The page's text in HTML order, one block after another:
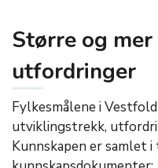
Større og
utfordringer
Fylkesmålene i
utviklingstrekk,
Kunnskapen er samlet